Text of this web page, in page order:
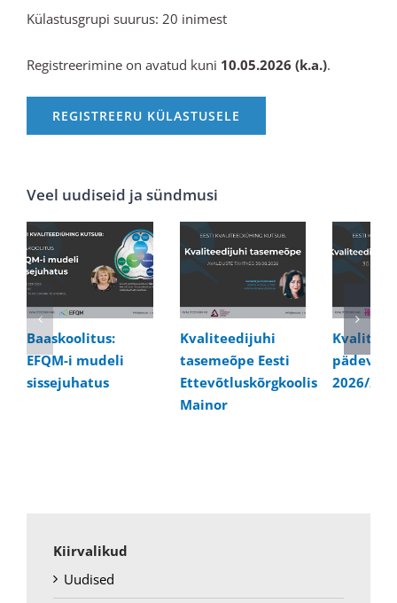
Külastusgrupi suurus: 20 inimest
Registreerimine on avatud kuni 10.05.2026 (k.a.).
REGISTREERU KÜLASTUSELE
Veel uudiseid ja sündmusi
Baaskoolitus:
EFQM-i mudeli
sissejuhatus
Kvaliteedijuhi
tasemeõpe Eesti
Ettevõtluskõrgkoolis
Mainor
2026/
Kiirvalikud
Uudised